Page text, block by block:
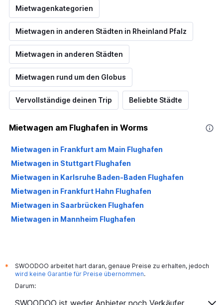
Mietwagenkategorien
Mietwagen in anderen Städten in Rheinland Pfalz
Mietwagen in anderen Städten
Mietwagen rund um den Globus
Vervollständige deinen Trip Beliebte Städte
Mietwagen am Flughafen in Worms
Mietwagen in Frankfurt am Main Flughafen
Mietwagen in Stuttgart Flughafen
Mietwagen in Karlsruhe Baden-Baden Flughafen
Mietwagen in Frankfurt Hahn Flughafen
Mietwagen in Saarbrücken Flughafen
Mietwagen in Mannheim Flughafen
*
SWOODOO arbeitet hart daran, genaue Preise zu erhalten, jedoch
wird keine Garantie für Preise übernommen.
Darum:
SWOODOO ist weder Anbieter noch Verkäufer.